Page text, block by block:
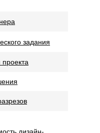
задания